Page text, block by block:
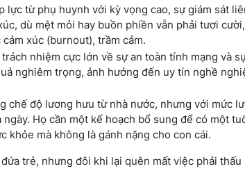
lực từ phụ huynh với kỳ vọng cao, sự giám sát
dù mệt mỏi hay buồn phiền vẫn phải tươi
xúc (burnout), trầm cảm.
nhiệm cực lớn về sự an toàn tính mạng và
nghiêm trọng, ảnh hưởng đến uy tín nghề
chế độ lương hưu từ nhà nước, nhưng với mức
Họ cần một kế hoạch bổ sung để có một
khỏe mà không là gánh nặng cho con cái.
trẻ, nhưng đôi khi lại quên mất việc phải thấu